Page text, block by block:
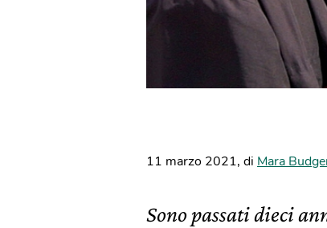
11 marzo 2021, di Mara
Sono passati dieci